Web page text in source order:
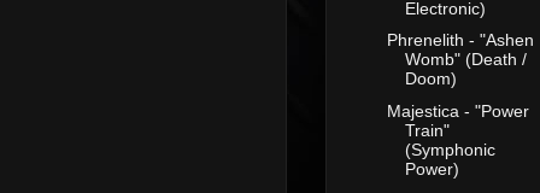
Electronic)
Phrenelith - "Ashen
Womb" (Death /
Doom)
Majestica - "Power
Train"
(Symphonic
Power)